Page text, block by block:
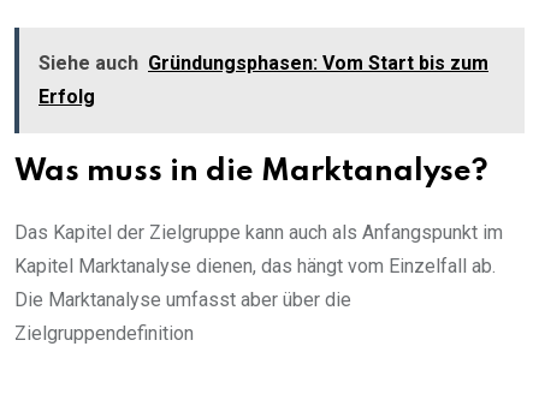
Siehe auch Gründungsphasen: Vom Start bis zum
Erfolg
Was muss in die Marktanalyse?
Das Kapitel der Zielgruppe kann auch als Anfangspunkt im
Kapitel Marktanalyse dienen, das hängt vom Einzelfall ab.
Die Marktanalyse umfasst aber über die
Zielgruppendefinition